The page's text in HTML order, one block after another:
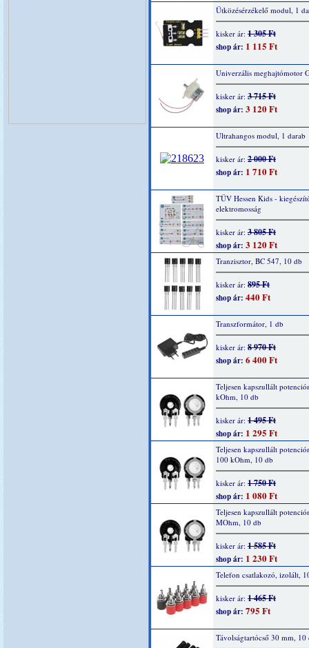
Ütközésérzékelő modul, 1
kisker ár: 1 305 Ft
shop ár: 1 115 Ft
Univerzális meghajtómotor
kisker ár: 3 715 Ft
shop ár: 3 120 Ft
Ultrahangos modul, 1 darab
kisker ár: 2 000 Ft
shop ár: 1 710 Ft
TÜV Hessen Kids -
elektromosság
kisker ár: 3 805 Ft
shop ár: 3 120 Ft
Tranzisztor, BC 547, 10 db
kisker ár: 895 Ft
shop ár: 440 Ft
Transzformátor, 1 db
kisker ár: 8 970 Ft
shop ár: 6 400 Ft
Teljesen kapszullált
kOhm, 10 db
kisker ár: 1 495 Ft
shop ár: 1 295 Ft
Teljesen kapszullált
100 kOhm, 10 db
kisker ár: 1 750 Ft
shop ár: 1 080 Ft
Teljesen kapszullált
MOhm, 10 db
kisker ár: 1 585 Ft
shop ár: 1 230 Ft
Telefon csatlakozó, izolált,
kisker ár: 1 465 Ft
shop ár: 795 Ft
Távolságtartócső 30 mm, 10